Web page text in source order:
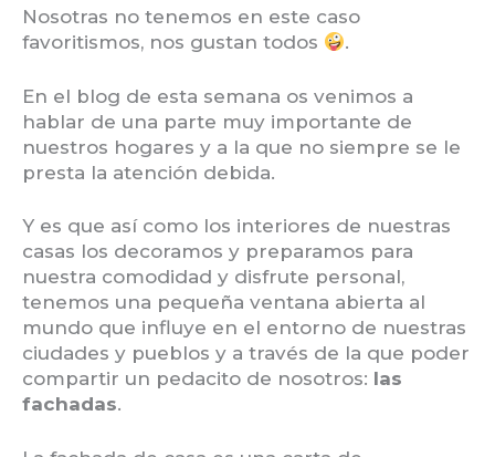
Nosotras no tenemos en este caso
favoritismos, nos gustan todos
.
En el blog de esta semana os venimos a
hablar de una parte muy importante de
nuestros hogares y a la que no siempre se le
presta la atención debida.
Y es que así como los interiores de nuestras
casas los decoramos y preparamos para
nuestra comodidad y disfrute personal,
tenemos una pequeña ventana abierta al
mundo que influye en el entorno de nuestras
ciudades y pueblos y a través de la que poder
compartir un pedacito de nosotros: las
fachadas.